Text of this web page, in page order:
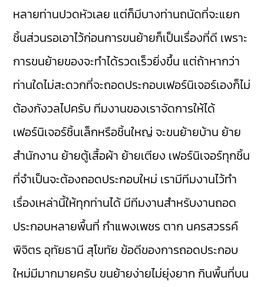
หลายท่านปวดหัวเลย แต่ก็มีบางท่านถนัดที่จะแยก
ชิ้นส่วนรอเอาไว้ก่อนการขนย้ายก็เป็นเรื่องที่ดี เพราะ
การขนย้ายของจะทำได้รวดเร็วยิ่งขึ้น แต่ถ้าหากว่า
ท่านใดไม่สะดวกที่จะถอดประกอบเฟอร์นิเจอร์เองก็ไม่
ต้องกังวลไปครับ ทีมงานของเราจัดการให้ได้
เฟอร์นิเจอร์ชิ้นเล็กหรือชิ้นใหญ่ จะขนย้ายบ้าน ย้าย
สำนักงาน ย้ายตู้เสื้อผ้า ย้ายเตียง เฟอร์นิเจอร์ทุกชิ้น
ที่จำเป็นจะต้องถอดประกอบใหม่ เรามีทีมงานไว้ทำ
เรื่องเหล่านี้ให้ทุกท่านได้ มีทีมงานสำหรับงานถอด
ประกอบหลายพื้นที่ กำแพงเพชร ตาก นครสวรรค์
พิจิตร อุทัยธานี สุโขทัย ข้อดีของการถอดประกอบ
ใหม่มีมากมายครับ ขนย้ายง่ายไม่ยุ่งยาก กินพื้นที่บน